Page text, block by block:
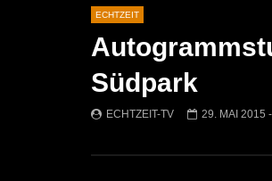
07:46
„Spirituelle Reise“ Vocalensemble
Mittendrin
ECHTZEIT
Südpark
ECHTZEIT-TV 29. MAI 2015